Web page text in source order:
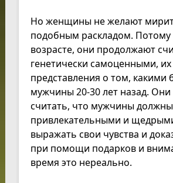
Но женщины не желают
подобным раскладом.
возрасте, они продолжают
генетически самоценными,
представления о том, какими
мужчины 20-30 лет назад.
считать, что мужчины
привлекательными и
выражать свои чувства и
при помощи подарков и
время это нереально.